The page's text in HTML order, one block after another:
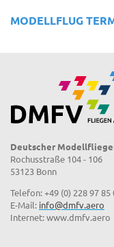
MODELLFLUG
Deutscher
Rochusstraße 104 - 106
53123 Bonn
Telefon: +49 (0) 228 97 85
E-Mail: info@dmfv.aero
Internet: www.dmfv.aero